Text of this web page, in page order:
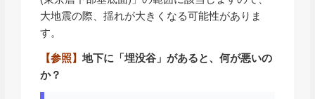
大地震の際、揺れが大きくなる可能性がありま
す。
【参照】地下に「埋没谷」があると、何が悪いの
か？